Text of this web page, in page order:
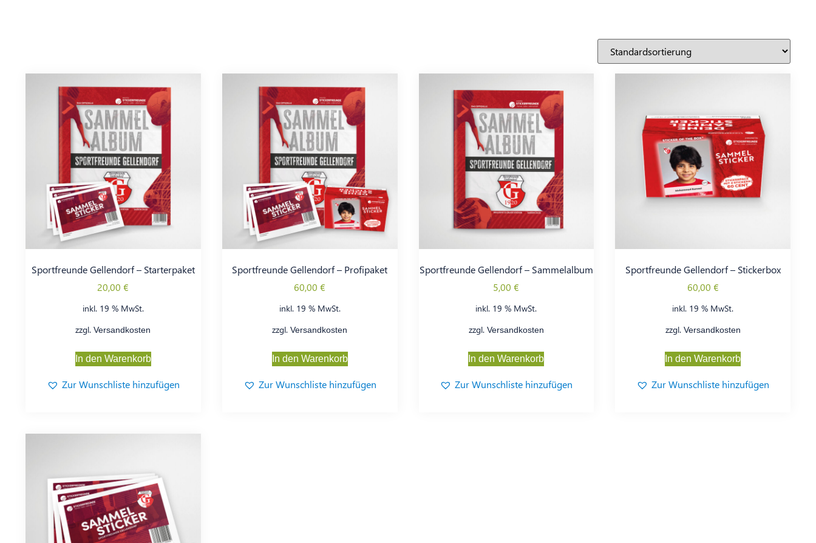
Sportfreunde Gellendorf – Starterpaket
20,00€
inkl. 19 % MwSt.
zzgl.Versandkosten
In den Warenkorb
Zur Wunschliste hinzufügen
Sportfreunde Gellendorf – Profipaket
60,00€
inkl. 19 % MwSt.
zzgl.Versandkosten
In den Warenkorb
Zur Wunschliste hinzufügen
Sportfreunde Gellendorf – Sammelalbum
5,00€
inkl. 19 % MwSt.
zzgl. Versandkosten
In den Warenkorb
Zur Wunschliste hinzufügen
Sportfreunde Gellendorf – Stickerbox
60,00 €
inkl. 19 % MwSt.
zzgl. Versandkosten
In den Warenkorb
Zur Wunschliste hinzufügen